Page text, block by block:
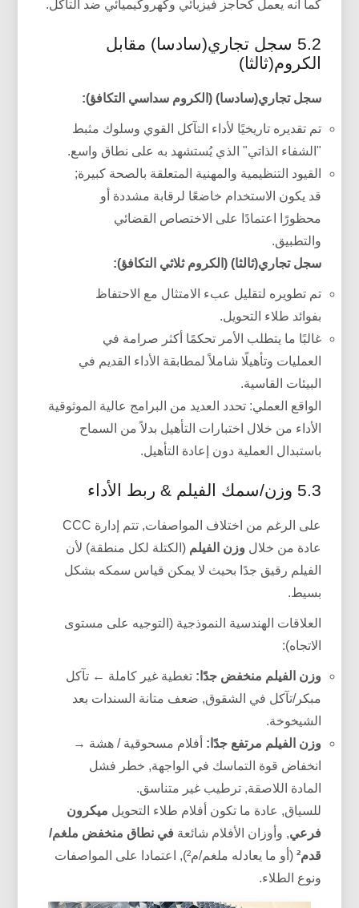
كما أنه يعمل كحاجز فيزيائي وكهروكيميائي ضد التآكل.
5.2 سجل تجاري(سادسا) مقابل
الكروم(ثالثا)
سجل تجاري(سادسا) (الكروم سداسي التكافؤ):
تم تقديره تاريخيًا لأداء التآكل القوي وسلوك مثبط
"الشفاء الذاتي" الذي يُستشهد به على نطاق واسع.
القيود التنظيمية والمهنية المتعلقة بالصحة كبيرة;
قد يكون الاستخدام خاضعًا لرقابة مشددة أو
محظورًا اعتمادًا على الاختصاص القضائي
والتطبيق.
سجل تجاري(ثالثا) (الكروم ثلاثي التكافؤ):
تم تطويره لتقليل عبء الامتثال مع الاحتفاظ
بفوائد طلاء التحويل.
غالبًا ما يتطلب الأمر تحكمًا أكثر صرامة في
العمليات وتأهيلًا شاملاً لمطابقة الأداء القديم في
البيئات القاسية.
الواقع العملي: تحدد العديد من البرامج عالية الموثوقية
الأداء من خلال اختبارات التأهيل بدلاً من السماح
باستبدال العملية دون إعادة التأهيل.
5.3 وزن/سمك الفيلم & ربط الأداء
على الرغم من اختلاف المواصفات, تتم إدارة CCC
عادة من خلال وزن الفيلم (الكتلة لكل منطقة) لأن
الفيلم رقيق جدًا بحيث لا يمكن قياس سمكه بشكل
بسيط.
العلاقات الهندسية النموذجية (التوجيه على مستوى
الاتجاه):
وزن الفيلم منخفض جدًا: تغطية غير كاملة ← تآكل
مبكر/تآكل في الشقوق, ضعف متانة السندات بعد
الشيخوخة.
وزن الفيلم مرتفع جدًا: أفلام مسحوقية / هشة →
انخفاض قوة التماسك في الواجهة, خطر فشل
المادة اللاصقة, ترطيب غير متناسق.
للسياق, عادة ما تكون أفلام طلاء التحويل ميكرون
فرعي, وأوزان الأفلام شائعة في نطاق منخفض ملغم/
قدم²
(أو ما يعادله ملغم/م²), اعتمادا على المواصفات
ونوع الطلاء.